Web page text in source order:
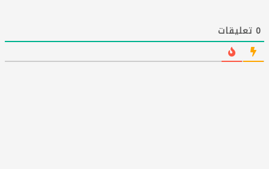
0 تعليقات